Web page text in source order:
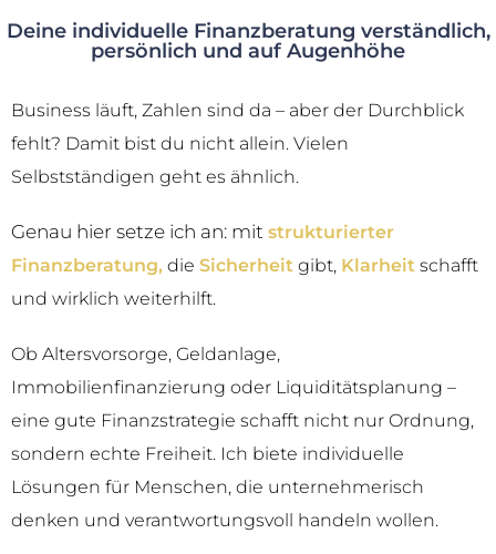
Deine individuelle Finanzberatung verständlich,
persönlich und auf Augenhöhe
Business läuft, Zahlen sind da – aber der Durchblick
fehlt? Damit bist du nicht allein. Vielen
Selbstständigen geht es ähnlich.
Genau hier setze ich an: mit strukturierter
Finanzberatung, die Sicherheit gibt, Klarheit schafft
und wirklich weiterhilft.
Ob Altersvorsorge, Geldanlage,
Immobilienfinanzierung oder Liquiditätsplanung –
eine gute Finanzstrategie schafft nicht nur Ordnung,
sondern echte Freiheit. Ich biete individuelle
Lösungen für Menschen, die unternehmerisch
denken und verantwortungsvoll handeln wollen.